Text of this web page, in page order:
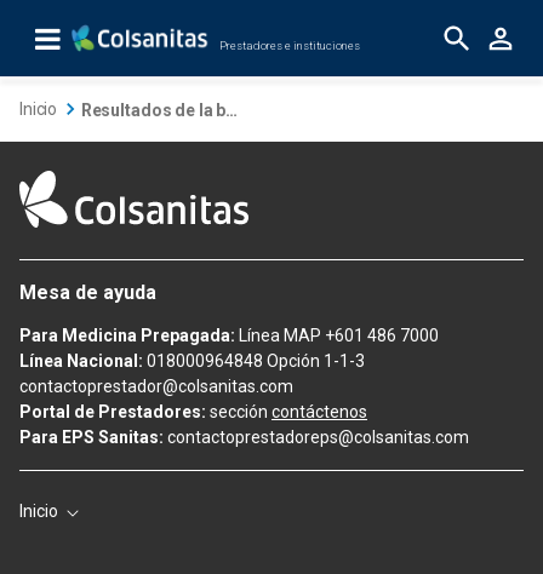
Skip to Main Content
Prestadores e instituciones
Inicio Resultados de la búsqueda
Mesa de ayuda
Para Medicina Prepagada: Línea MAP +601 486 7000
Línea Nacional: 018000964848 Opción 1-1-3
contactoprestador@colsanitas.com
Portal de Prestadores: sección contáctenos
Para EPS Sanitas: contactoprestadoreps@colsanitas.com
Inicio